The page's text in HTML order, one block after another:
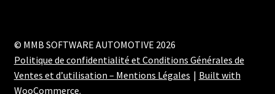
© MMB SOFTWARE AUTOMOTIVE 2026
Politique de confidentialité et Conditions Générales de
Ventes et d’utilisation – Mentions Légales
Built with
WooCommerce.